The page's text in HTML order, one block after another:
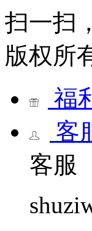
扫一扫
版权所
福
客
客服